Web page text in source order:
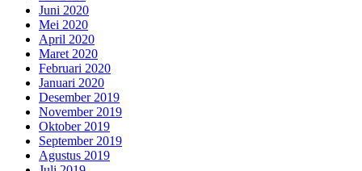
Juni 2020
Mei 2020
April 2020
Maret 2020
Februari 2020
Januari 2020
Desember 2019
November 2019
Oktober 2019
September 2019
Agustus 2019